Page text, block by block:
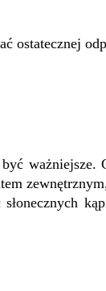
ostatecznej
ważniejsze.